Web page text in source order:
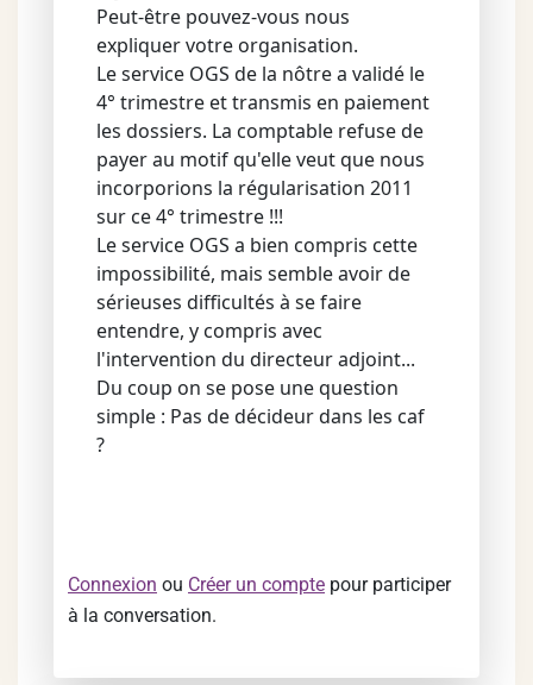
Peut-être pouvez-vous nous
expliquer votre organisation.
Le service OGS de la nôtre a validé le
4° trimestre et transmis en paiement
les dossiers. La comptable refuse de
payer au motif qu'elle veut que nous
incorporions la régularisation 2011
sur ce 4° trimestre !!!
Le service OGS a bien compris cette
impossibilité, mais semble avoir de
sérieuses difficultés à se faire
entendre, y compris avec
l'intervention du directeur adjoint...
Du coup on se pose une question
simple : Pas de décideur dans les caf
?
Connexion ou Créer un compte pour participer
à la conversation.